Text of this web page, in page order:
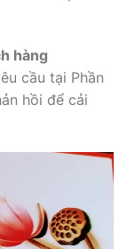
hàng
cầu tại Phần
hồi để cải